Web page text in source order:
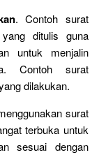
. Contoh surat
ditulis guna
untuk menjalin
Contoh surat
dilakukan.
surat
terbuka untuk
sesuai dengan